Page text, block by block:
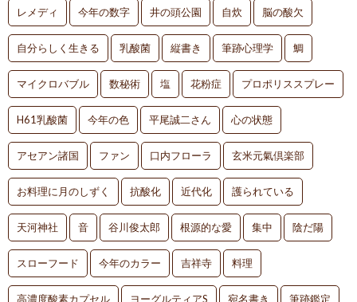
レメディ 今年の数字 井の頭公園 自炊 脳の酸欠
自分らしく生きる 乳酸菌 縦書き 筆跡心理学 鯛
マイクロバブル 数秘術 塩 花粉症 プロポリススプレー
H61乳酸菌 今年の色 平尾誠二さん 心の状態
アセアン諸国 ファン 口内フローラ 玄米元氣倶楽部
お料理に月のしずく 抗酸化 近代化 護られている
天河神社 音 谷川俊太郎 根源的な愛 集中 陰だ陽
スローフード 今年のカラー 吉祥寺 料理
高濃度酸素カプセル ヨーグルティアS 宛名書き 筆跡鑑定